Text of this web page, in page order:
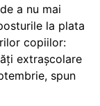
a nu mai
la plata
copiilor:
extrașcolare
spun